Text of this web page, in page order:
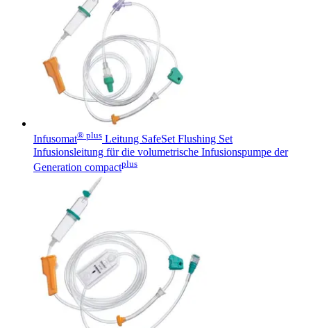
Infusomat® plus Leitung SafeSet Flushing Set
Infusionsleitung für die volumetrische Infusionspumpe der
Generation compactplus